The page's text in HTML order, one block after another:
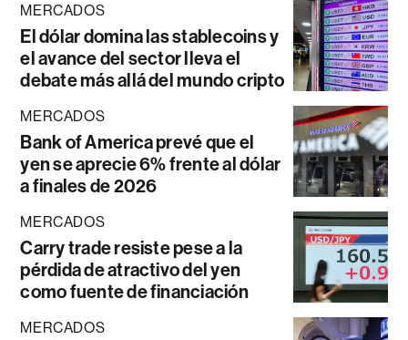
MERCADOS
El dólar domina las stablecoins y
el avance del sector lleva el
debate más allá del mundo cripto
MERCADOS
Bank of America prevé que el
yen se aprecie 6% frente al dólar
a finales de 2026
MERCADOS
Carry trade resiste pese a la
pérdida de atractivo del yen
como fuente de financiación
MERCADOS